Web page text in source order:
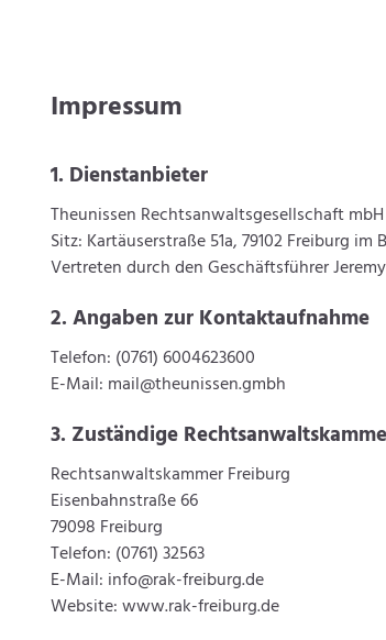
Impressum
1. Dienstanbieter
Theunissen Rechtsanwaltsgesellschaft mbH
Sitz: Kartäuserstraße 51a, 79102 Freiburg im
Vertreten durch den Geschäftsführer
2. Angaben zur Kontaktaufnahme
Telefon: (0761) 6004623600
E-Mail: mail@theunissen.gmbh
3. Zuständige
Rechtsanwaltskammer Freiburg
Eisenbahnstraße 66
79098 Freiburg
Telefon: (0761) 32563
E-Mail: info@rak-freiburg.de
Website:www.rak-freiburg.de